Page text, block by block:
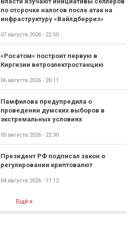
по отсрочке налогов после атак на
инфраструктуру «Вайлдберриз»
07 августа 2026 - 22:50
«Росатом» построит первую в
Киргизии ветроэлектростанцию
06 августа 2026 - 20:11
Памфилова предупредила о
проведении думских выборов в
экстремальных условиях
05 августа 2026 - 22:30
Президент РФ подписал закон о
регулировании криптовалют
04 августа 2026 - 17:12
Ещё